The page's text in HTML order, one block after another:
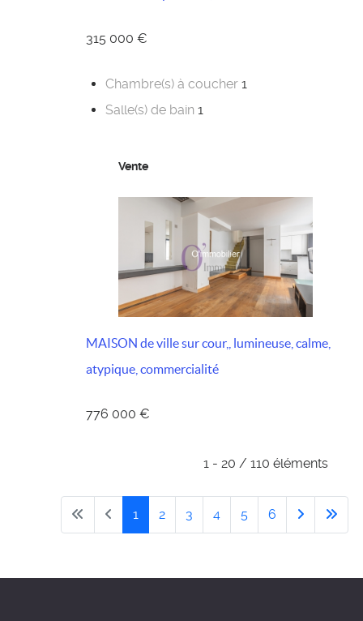
315 000 €
Chambre(s) à coucher 1
Salle(s) de bain 1
Vente
MAISON de ville sur cour,, lumineuse, calme,
atypique, commercialité
776 000 €
1 - 20 / 110 éléments
1 2 3 4 5 6